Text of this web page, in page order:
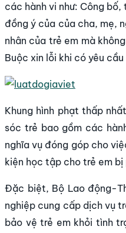
các hành vi như: Công
đồng ý của của cha, mẹ,
nhân của trẻ em mà
Buộc xin lỗi khi có yêu
Khung hình phạt thấp
sóc trẻ bao gồm các
nghĩa vụ đóng góp cho
kiện học tập cho trẻ em
Đặc biệt, Bộ Lao động-
nghiệp cung cấp dịch vụ
bảo vệ trẻ em khỏi tình